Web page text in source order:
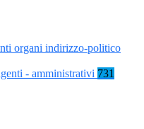
organi indirizzo-politico
- amministrativi 731